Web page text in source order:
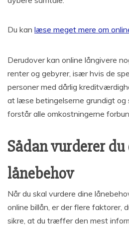
Du kan læse meget mere om
Derudover kan online långivere
renter og gebyrer, især hvis de
personer med dårlig
at læse betingelserne grundigt og
forstår alle omkostningerne
Sådan vurderer du
lånebehov
Når du skal vurdere dine
online billån, er der flere faktorer,
sikre, at du træffer den mest